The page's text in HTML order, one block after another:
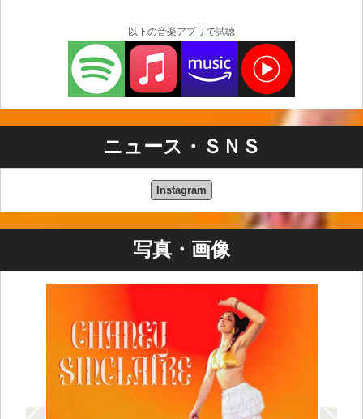
以下の音楽アプリで試聴
ニュース・ＳＮＳ
Instagram
写真・画像